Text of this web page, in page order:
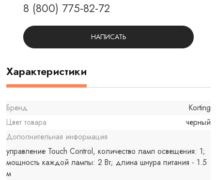
8 (800) 775-82-72
НАПИСАТЬ
Характеристики
Бренд
Korting
Цвет товара
черный
Дополнительная информация
управление Touch Control, количество ламп освещения: 1;
мощность каждой лампы: 2 Вт; длина шнура питания - 1.5
м